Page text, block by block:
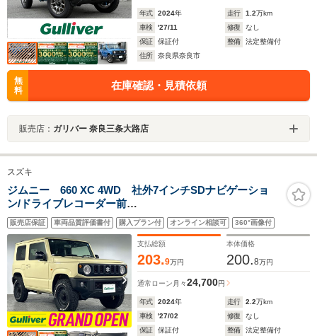
年式 2024年 走行 1.2万km
車検
'27/11 修復
なし
保証
保証付 整備
法定整備付
住所
奈良県奈良市
無
料
在庫確認・見積依頼
販売店： ガリバー 奈良三条大路店
スズキ
ジムニー 660 XC 4WD 社外7インチSDナビゲーショ
ン/ドライブレコーダー前
後/AM/FM/DVD/CD/USB/iPod/Bluetooth/フルセグ/パー
トタイム/4WD/ヨシムラマフラー(車載)/ スズキセーフテ
ィサポート/レーンキープアシスト/シートヒーター/禁煙車
販売店保証 車両品質評価書付 購入プラン付 オンライン相談可 360°画像付
支払総額
203.9万円
本体価格
200.8万円
通常ローン 月々24,700円
年式 2024年 走行 2.2万km
車検
'27/02 修復
なし
保証
保証付 整備
法定整備付